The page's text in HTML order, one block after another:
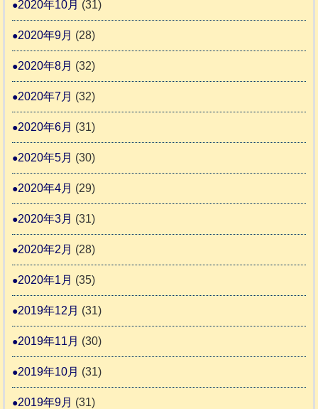
2020年10月 (31)
2020年9月 (28)
2020年8月 (32)
2020年7月 (32)
2020年6月 (31)
2020年5月 (30)
2020年4月 (29)
2020年3月 (31)
2020年2月 (28)
2020年1月 (35)
2019年12月 (31)
2019年11月 (30)
2019年10月 (31)
2019年9月 (31)